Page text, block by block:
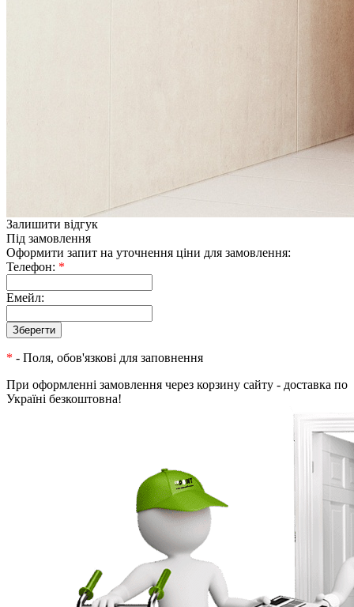
Залишити відгук
Під замовлення
Оформити запит на уточнення ціни для замовлення:
Телефон: *
Емейл:
* - Поля, обов'язкові для заповнення
При оформленні замовлення через корзину сайту - доставка по
Україні безкоштовна!